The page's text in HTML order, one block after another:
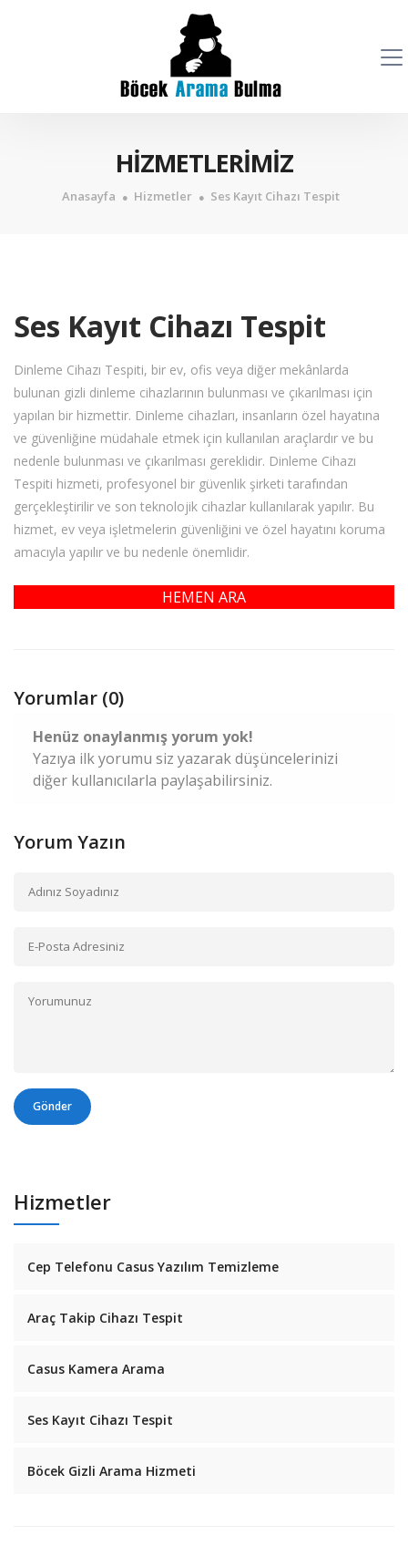
HİZMETLERİMİZ
Anasayfa Hizmetler Ses Kayıt Cihazı Tespit
Ses Kayıt Cihazı Tespit
Dinleme Cihazı Tespiti, bir ev, ofis veya diğer mekânlarda
bulunan gizli dinleme cihazlarının bulunması ve çıkarılması için
yapılan bir hizmettir. Dinleme cihazları, insanların özel hayatına
ve güvenliğine müdahale etmek için kullanılan araçlardır ve bu
nedenle bulunması ve çıkarılması gereklidir. Dinleme Cihazı
Tespiti hizmeti, profesyonel bir güvenlik şirketi tarafından
gerçekleştirilir ve son teknolojik cihazlar kullanılarak yapılır. Bu
hizmet, ev veya işletmelerin güvenliğini ve özel hayatını koruma
amacıyla yapılır ve bu nedenle önemlidir.
HEMEN ARA
Yorumlar (0)
Henüz onaylanmış yorum yok!
Yazıya ilk yorumu siz yazarak düşüncelerinizi
diğer kullanıcılarla paylaşabilirsiniz.
Yorum Yazın
Gönder
Hizmetler
Cep Telefonu Casus Yazılım Temizleme
Araç Takip Cihazı Tespit
Casus Kamera Arama
Ses Kayıt Cihazı Tespit
Böcek Gizli Arama Hizmeti